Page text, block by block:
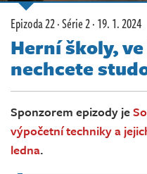
Komunita
Redakce
Živě
Epizoda 22 · Série 2 ·19. 1. 2024
Herní školy,
nechcete
Sponzorem epizody je
výpočetní techniky a
ledna.